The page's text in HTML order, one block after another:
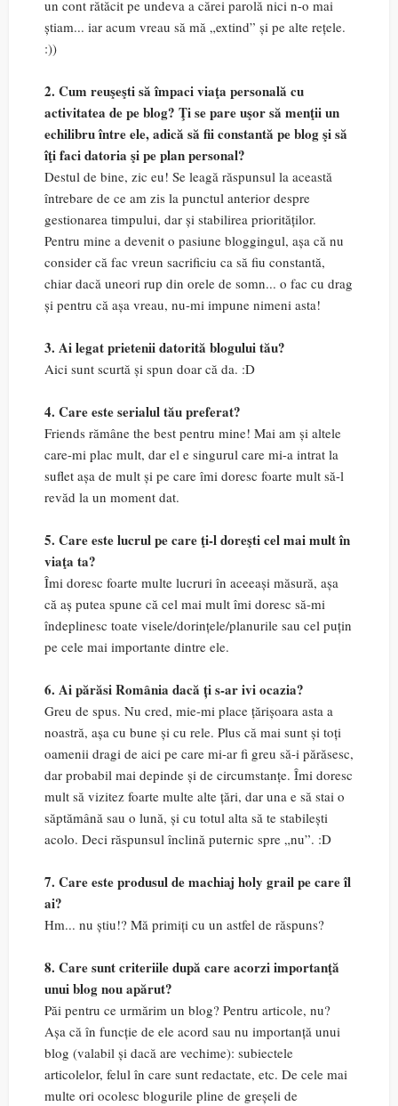
un cont rătăcit pe undeva a cărei parolă nici n-o mai
știam... iar acum vreau să mă „extind” și pe alte rețele.
:))
2. Cum reuşeşti să împaci viaţa personală cu
activitatea de pe blog? Ţi se pare uşor să menţii un
echilibru între ele, adică să fii constantă pe blog şi să
îţi faci datoria şi pe plan personal?
Destul de bine, zic eu! Se leagă răspunsul la această
întrebare de ce am zis la punctul anterior despre
gestionarea timpului, dar și stabilirea priorităților.
Pentru mine a devenit o pasiune bloggingul, așa că nu
consider că fac vreun sacrificiu ca să fiu constantă,
chiar dacă uneori rup din orele de somn... o fac cu drag
și pentru că așa vreau, nu-mi impune nimeni asta!
3. Ai legat prietenii datorită blogului tău?
Aici sunt scurtă și spun doar că da. :D
4. Care este serialul tău preferat?
Friends rămâne the best pentru mine! Mai am și altele
care-mi plac mult, dar el e singurul care mi-a intrat la
suflet așa de mult și pe care îmi doresc foarte mult să-l
revăd la un moment dat.
5. Care este lucrul pe care ţi-l doreşti cel mai mult în
viaţa ta?
Îmi doresc foarte multe lucruri în aceeași măsură, așa
că aș putea spune că cel mai mult îmi doresc să-mi
îndeplinesc toate visele/dorințele/planurile sau cel puțin
pe cele mai importante dintre ele.
6. Ai părăsi România dacă ți s-ar ivi ocazia?
Greu de spus. Nu cred, mie-mi place țărișoara asta a
noastră, așa cu bune și cu rele. Plus că mai sunt și toți
oamenii dragi de aici pe care mi-ar fi greu să-i părăsesc,
dar probabil mai depinde și de circumstanțe. Îmi doresc
mult să vizitez foarte multe alte țări, dar una e să stai o
săptămână sau o lună, și cu totul alta să te stabilești
acolo. Deci răspunsul înclină puternic spre „nu”. :D
7. Care este produsul de machiaj holy grail pe care îl
ai?
Hm... nu știu!? Mă primiți cu un astfel de răspuns?
8. Care sunt criteriile după care acorzi importanţă
unui blog nou apărut?
Păi pentru ce urmărim un blog? Pentru articole, nu?
Așa că în funcție de ele acord sau nu importanță unui
blog (valabil și dacă are vechime): subiectele
articolelor, felul în care sunt redactate, etc. De cele mai
multe ori ocolesc blogurile pline de greșeli de